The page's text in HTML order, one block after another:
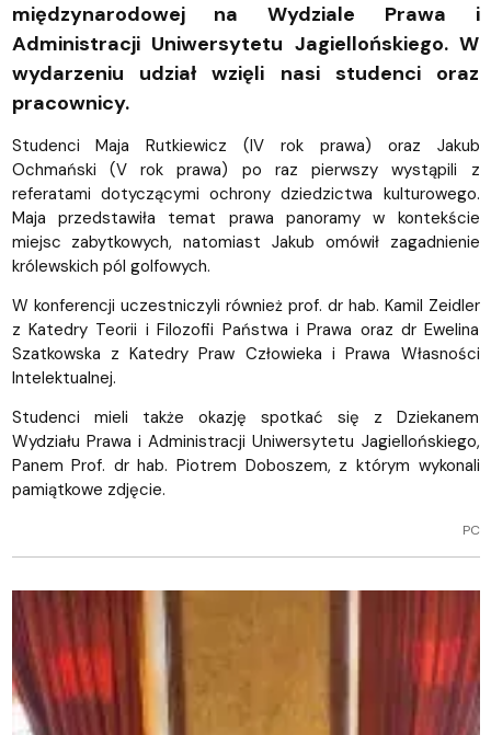
międzynarodowej na Wydziale Prawa i
Administracji Uniwersytetu Jagiellońskiego. W
wydarzeniu udział wzięli nasi studenci oraz
pracownicy.
Studenci Maja Rutkiewicz (IV rok prawa) oraz Jakub
Ochmański (V rok prawa) po raz pierwszy wystąpili z
referatami dotyczącymi ochrony dziedzictwa kulturowego.
Maja przedstawiła temat prawa panoramy w kontekście
miejsc zabytkowych, natomiast Jakub omówił zagadnienie
królewskich pól golfowych.
W konferencji uczestniczyli również prof. dr hab. Kamil Zeidler
z Katedry Teorii i Filozofii Państwa i Prawa oraz dr Ewelina
Szatkowska z Katedry Praw Człowieka i Prawa Własności
Intelektualnej.
Studenci mieli także okazję spotkać się z Dziekanem
Wydziału Prawa i Administracji Uniwersytetu Jagiellońskiego,
Panem Prof. dr hab. Piotrem Doboszem, z którym wykonali
pamiątkowe zdjęcie.
PC